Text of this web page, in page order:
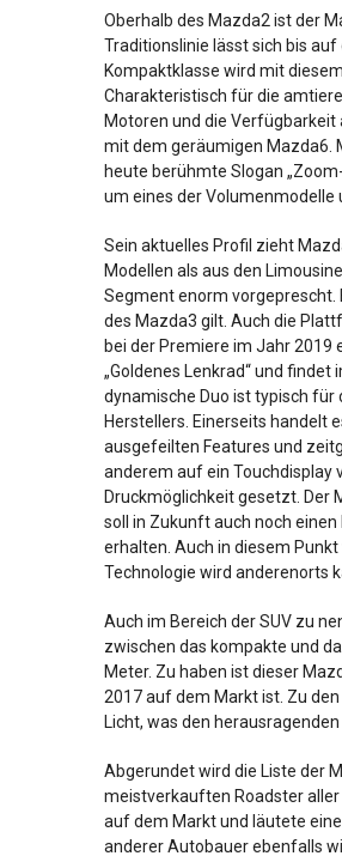
Oberhalb des Mazda2 ist der
Traditionslinie lässt sich bis
Kompaktklasse wird mit
Charakteristisch für die
Motoren und die Verfügbarkeit
mit dem geräumigen Mazda6.
heute berühmte Slogan
um eines der Volumenmodelle
Sein aktuelles Profil zieht
Modellen als aus den
Segment enorm vorgeprescht.
des Mazda3 gilt. Auch die
bei der Premiere im Jahr
„Goldenes Lenkrad“ und
dynamische Duo ist typisch für
Herstellers. Einerseits handelt
ausgefeilten Features und
anderem auf ein
Druckmöglichkeit gesetzt. Der
soll in Zukunft auch noch
erhalten. Auch in diesem
Technologie wird anderenorts
Auch im Bereich der SUV zu
zwischen das kompakte und
Meter. Zu haben ist dieser
2017 auf dem Markt ist. Zu
Licht, was den
Abgerundet wird die Liste der
meistverkauften Roadster aller
auf dem Markt und läutete
anderer Autobauer ebenfalls